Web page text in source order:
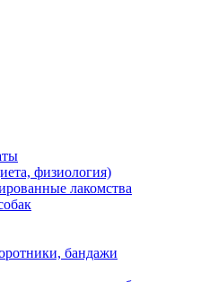
физиология)
лакомства
бандажи